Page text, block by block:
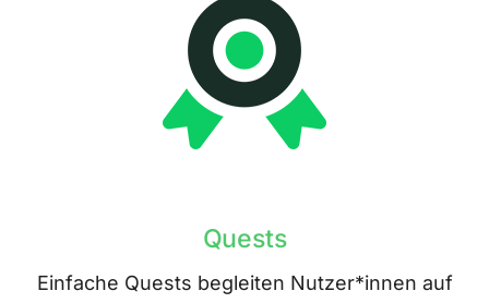
Quests
Einfache Quests begleiten Nutzer*innen auf